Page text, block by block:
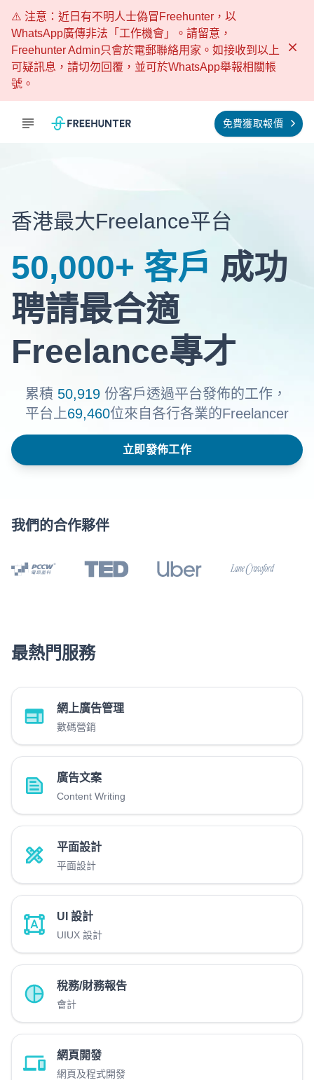
⚠️ 注意：近日有不明人士偽冒Freehunter，以
WhatsApp廣傳非法「工作機會」。請留意，
Freehunter Admin只會於電郵聯絡用家。如接收到以上
可疑訊息，請切勿回覆，並可於WhatsApp舉報相關帳
號。
免費獲取報價
香港最大Freelance平台
50,000+ 客戶 成功
聘請最合適
Freelance專才
累積 50,919 份客戶透過平台發佈的工作，
平台上69,460位來自各行各業的Freelancer
立即發佈工作
我們的合作夥伴
最熱門服務
網上廣告管理
數碼營銷
廣告文案
Content Writing
平面設計
平面設計
UI 設計
UIUX 設計
稅務/財務報告
會計
網頁開發
網頁及程式開發